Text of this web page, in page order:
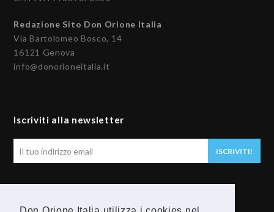
Redazione Sito Don Orione Italia
Via Bartolomeo Bosco, 14
16121 Genova
info@donorioneitalia.it
Iscriviti alla newsletter
tuo
ISCRIVITI!